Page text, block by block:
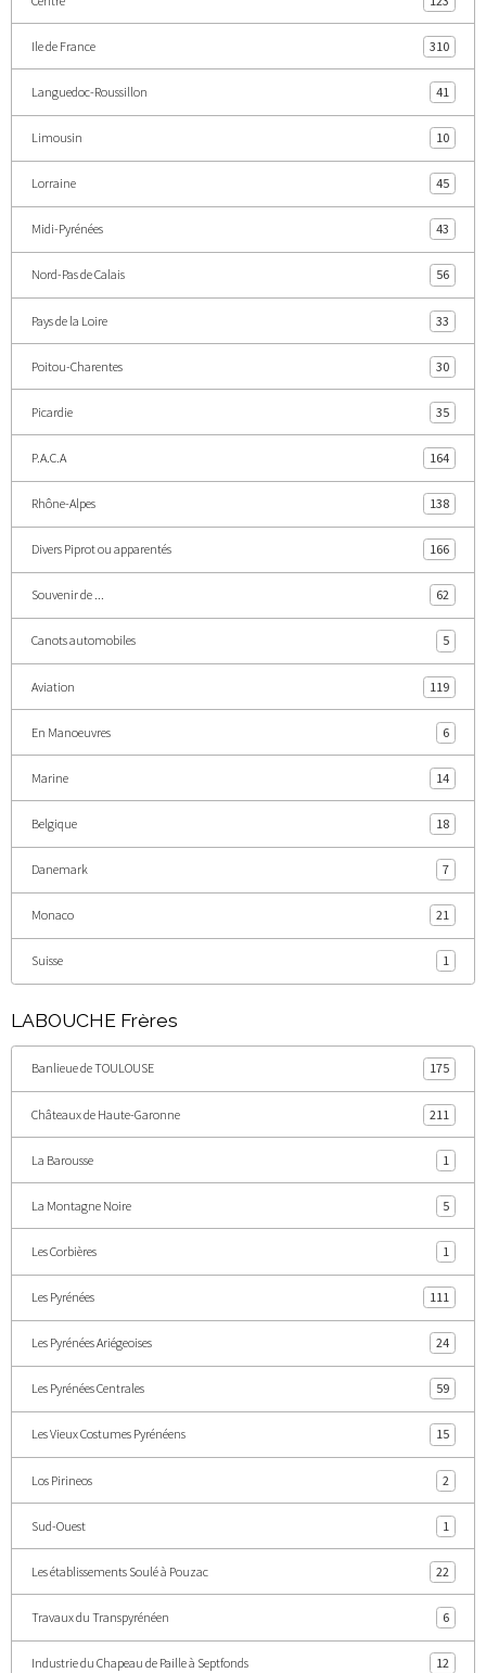
Ile de France 310
Languedoc-Roussillon 41
Limousin 10
Lorraine 45
Midi-Pyrénées 43
Nord-Pas de Calais 56
Pays de la Loire 33
Poitou-Charentes 30
Picardie 35
P.A.C.A 164
Rhône-Alpes 138
Divers Piprot ou apparentés 166
Souvenir de ... 62
Canots automobiles 5
Aviation 119
En Manoeuvres 6
Marine 14
Belgique 18
Danemark 7
Monaco 21
Suisse 1
LABOUCHE Frères
Banlieue de TOULOUSE 175
Châteaux de Haute-Garonne 211
La Barousse 1
La Montagne Noire 5
Les Corbières 1
Les Pyrénées 111
Les Pyrénées Ariégeoises 24
Les Pyrénées Centrales 59
Les Vieux Costumes Pyrénéens 15
Los Pirineos 2
Sud-Ouest 1
Les établissements Soulé à Pouzac 22
Travaux du Transpyrénéen 6
Industrie du Chapeau de Paille à Septfonds 12